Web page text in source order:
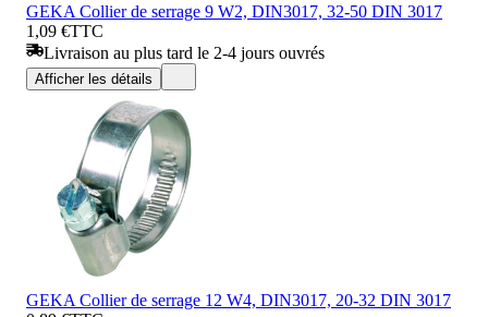
GEKA Collier de serrage 9 W2, DIN3017, 32-50 DIN 3017
1,09 €TTC
Livraison au plus tard le 2-4 jours ouvrés
Afficher les détails
GEKA Collier de serrage 12 W4, DIN3017, 20-32 DIN 3017